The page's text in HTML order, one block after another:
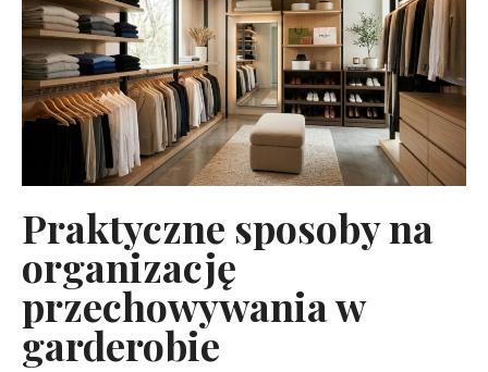
Praktyczne sposoby na
organizację
przechowywania w
garderobie